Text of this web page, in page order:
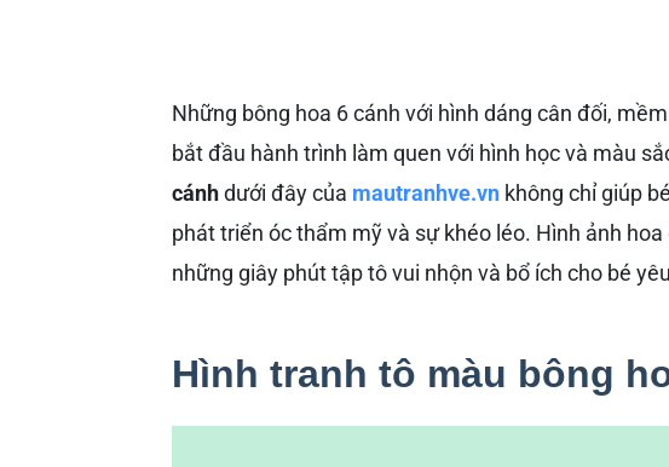
Những bông hoa 6 cánh với hình dáng cân đối,
bắt đầu hành trình làm quen với hình học và màu
cánhdưới đây của mautranhve.vn không chỉ giúp
phát triển óc thẩm mỹ và sự khéo léo. Hình ảnh
những giây phút tập tô vui nhộn và bổ ích cho bé
Hình tranh tô màu bông